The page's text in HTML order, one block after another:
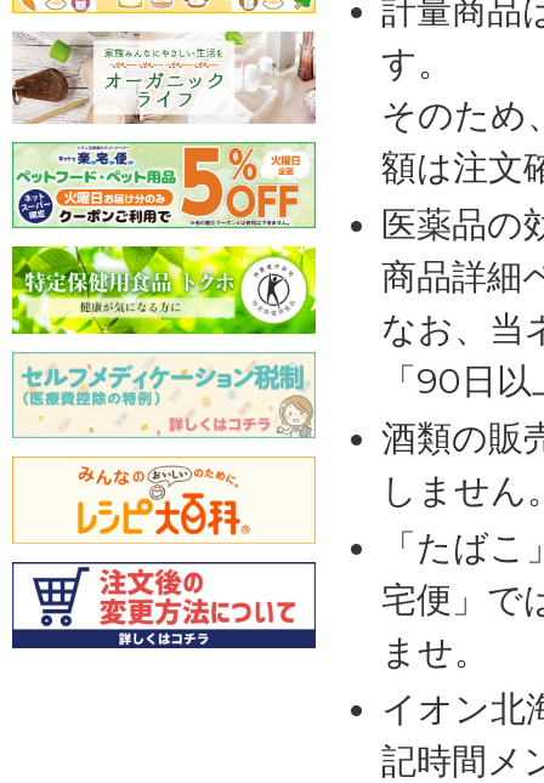
計量商品
す。
そのため
額は注文
医薬品の
商品詳細
なお、当
「90日
酒類の販
しません
「たば
宅便」で
ませ。
イオン北
記時間メ